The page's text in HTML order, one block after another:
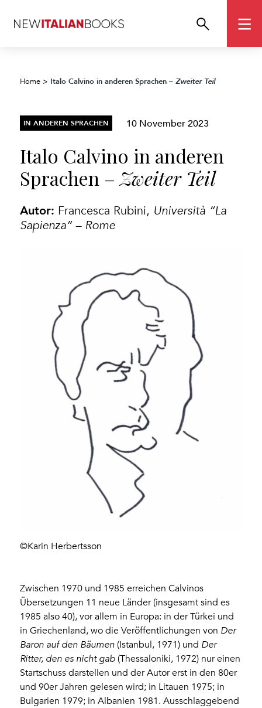
Home > Italo Calvino in anderen Sprachen –Zweiter Teil
IN ANDEREN SPRACHEN 10 November 2023
Italo Calvino in anderen
Sprachen –Zweiter Teil
Autor: Francesca Rubini, Università “La
Sapienza” – Rome
©Karin Herbertsson
Zwischen 1970 und 1985 erreichen Calvinos
Übersetzungen 11 neue Länder (insgesamt sind es
1985 also 40), vor allem in Europa: in der Türkei und
in Griechenland, wo die Veröffentlichungen von Der
Baron auf den Bäumen (Istanbul, 1971) und Der
Ritter, den es nicht gab (Thessaloniki, 1972) nur einen
Startschuss darstellen und der Autor erst in den 80er
und 90er Jahren gelesen wird; in Litauen 1975; in
Bulgarien 1979; in Albanien 1981. Ausschlaggebend